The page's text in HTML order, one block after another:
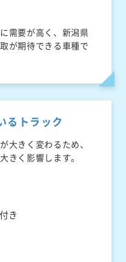
需要が高く、新潟県
が期待できる車種で
るトラック
大きく変わるため、
きく影響します。
き